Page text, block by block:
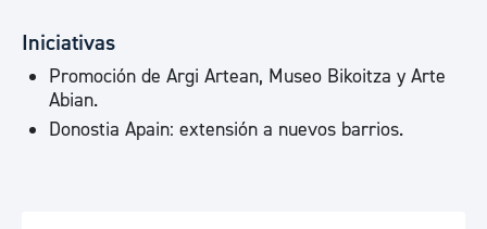
Iniciativas
Promoción de Argi Artean, Museo Bikoitza y Arte
Abian.
Donostia Apain: extensión a nuevos barrios.